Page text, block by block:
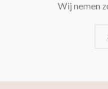
Wij nemen